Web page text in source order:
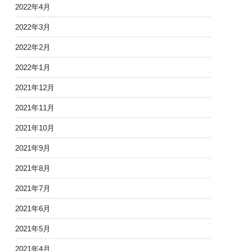
2022年4月
2022年3月
2022年2月
2022年1月
2021年12月
2021年11月
2021年10月
2021年9月
2021年8月
2021年7月
2021年6月
2021年5月
2021年4月